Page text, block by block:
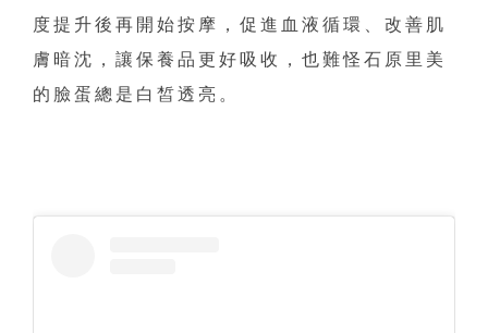
度提升後再開始按摩，促進血液循環、改善肌
膚暗沈，讓保養品更好吸收，也難怪石原里美
的臉蛋總是白皙透亮。